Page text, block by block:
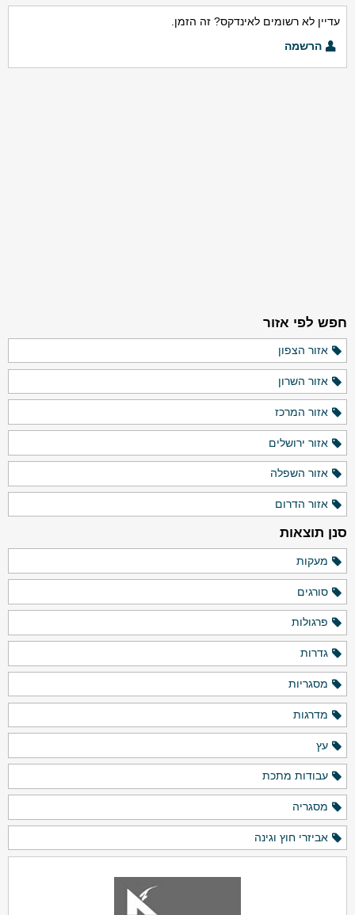
עדיין לא רשומים לאינדקס? זה הזמן.
הרשמה
חפש לפי אזור
אזור הצפון
אזור השרון
אזור המרכז
אזור ירושלים
אזור השפלה
אזור הדרום
סנן תוצאות
מעקות
סורגים
פרגולות
גדרות
מסגריות
מדרגות
עץ
עבודות מתכת
מסגריה
אביזרי חוץ וגינה